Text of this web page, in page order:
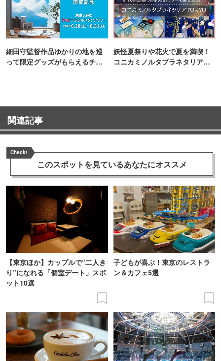
細田守監督作品ゆかりの地を巡
って限定グッズがもらえるチャ
妖怪夏祭りや花火で夏を満喫！
コニカミノルタプラネタリア
関連記事
Check!
このスポットを見ているあなたにオススメ
【東京ほか】カップルで“二人き
り”になれる「個室デート」スポ
ット10選
子どもが喜ぶ！東京のレストラ
ン＆カフェ5選